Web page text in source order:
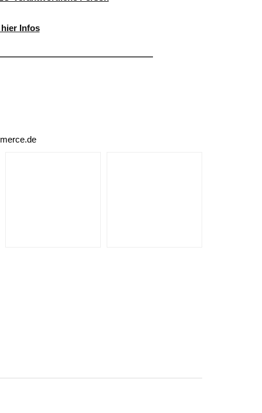
Infos